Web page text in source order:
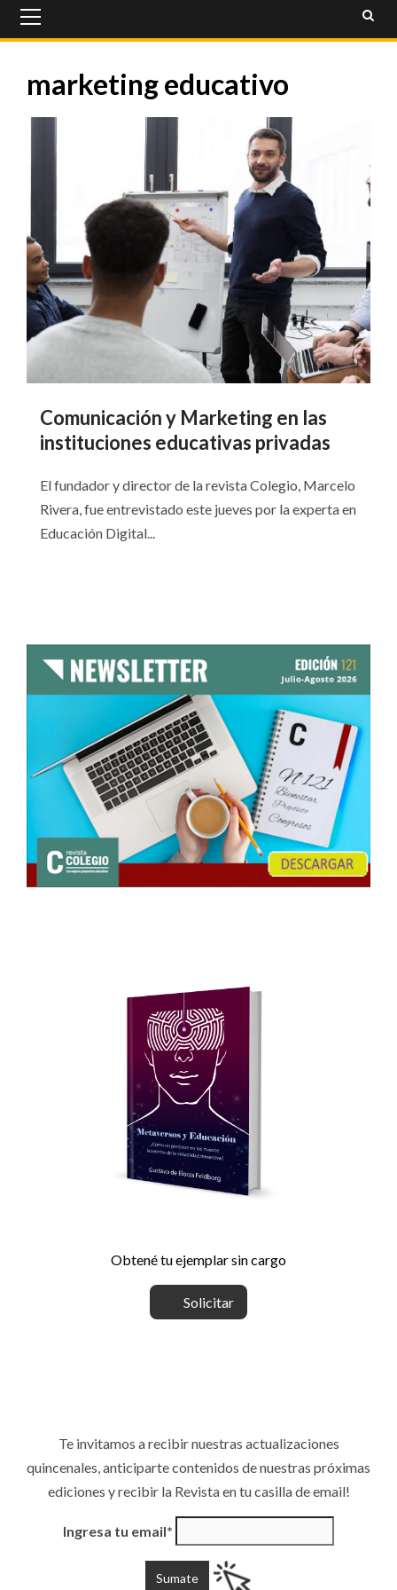
Menu
marketing educativo
Comunicación y Marketing en las
instituciones educativas privadas
El fundador y director de la revista Colegio, Marcelo
Rivera, fue entrevistado este jueves por la experta en
Educación Digital...
Obtené tu ejemplar sin cargo
Solicitar
Te invitamos a recibir nuestras actualizaciones
quincenales, anticiparte contenidos de nuestras próximas
ediciones y recibir la Revista en tu casilla de email!
Ingresa tu email*